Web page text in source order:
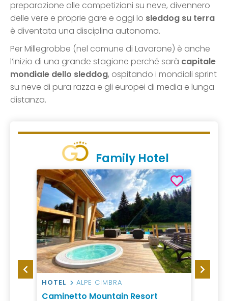
preparazione alle competizioni su neve, divennero
delle vere e proprie gare e oggi lo sleddog su terra
è diventata una disciplina autonoma.
Per Millegrobbe (nel comune di Lavarone) è anche
l’inizio di una grande stagione perché sarà capitale
mondiale dello sleddog, ospitando i mondiali sprint
su neve di pura razza e gli europei di media e lunga
distanza.
Family Hotel
HOTEL ALPE CIMBRA
Caminetto Mountain Resort